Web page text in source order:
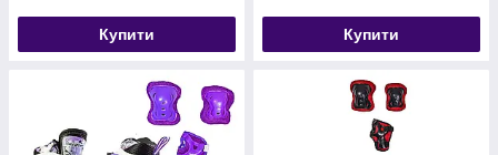
Купити Купити